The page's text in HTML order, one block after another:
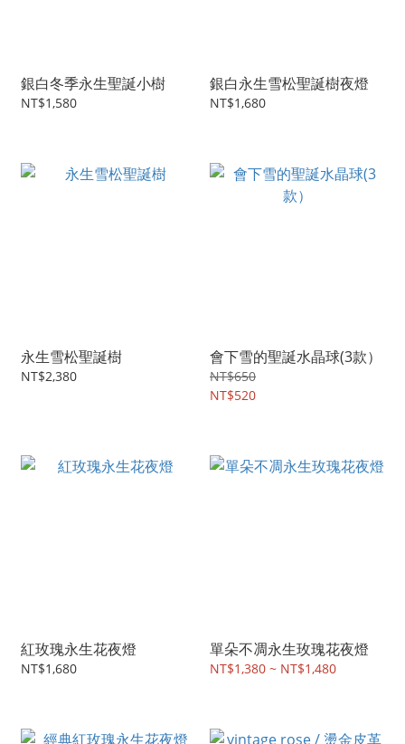
銀白冬季永生聖誕小樹
NT$1,580
銀白永生雪松聖誕樹夜燈
NT$1,680
永生雪松聖誕樹
NT$2,380
會下雪的聖誕水晶球(3款）
NT$650
NT$520
紅玫瑰永生花夜燈
NT$1,680
單朵不凋永生玫瑰花夜燈
NT$1,380 ~ NT$1,480